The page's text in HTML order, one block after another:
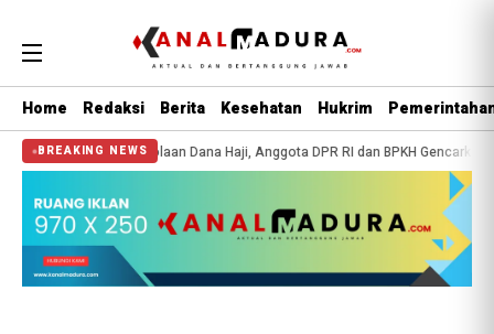
Home Redaksi Berita Kesehatan Hukrim
BREAKING NEWS
Dana Haji, Anggota DPR RI dan BPKH Gencarkan Edukasi Publik di